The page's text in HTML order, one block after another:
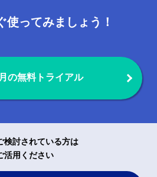
使ってみましょう！
の無料トライアル
検討されている方は
活用ください